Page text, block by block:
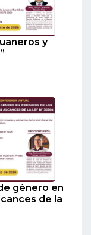
y
género en
de la